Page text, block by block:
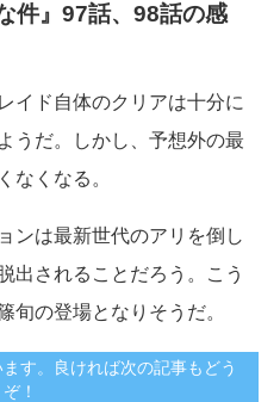
件』97話、98話の感
イド自体のクリアは十分に
うだ。しかし、予想外の最
なくなる。
ンは最新世代のアリを倒し
出されることだろう。こう
旬の登場となりそうだ。
す。良ければ次の記事もどう
ぞ！